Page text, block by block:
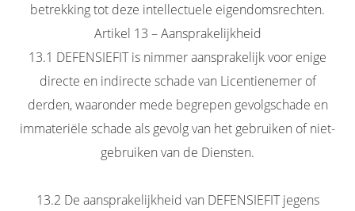
betrekking tot deze intellectuele eigendomsrechten.
Artikel 13 – Aansprakelijkheid
13.1 DEFENSIEFIT is nimmer aansprakelijk voor enige
directe en indirecte schade van Licentienemer of
derden, waaronder mede begrepen gevolgschade en
immateriële schade als gevolg van het gebruiken of niet-
gebruiken van de Diensten.
13.2 De aansprakelijkheid van DEFENSIEFIT jegens